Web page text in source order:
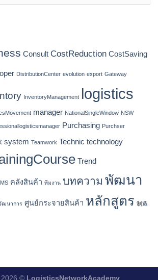
Consult CostReduction CostSaving
DistributionCenter evolution export Gateway
InventoryManagement logistics
manager NationalSingleWindow NSW
Purchasing Purchser
system Teamwork Technic technology
Trend
คลังสินค้า ทีมงาน บทความ พัฒนา
ฒนาการ ศูนย์กระจายสินค้า หลักสูตร 制造
2026 © LogisticsNetworkAcademy